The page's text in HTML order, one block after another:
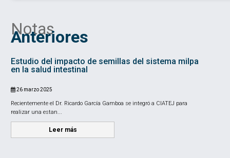
Notas
Anteriores
Estudio del impacto de semillas del sistema milpa
en la salud intestinal
26 marzo 2025
Recientemente el Dr. Ricardo García Gamboa se integró a CIATEJ para
realizar una estan...
Leer más